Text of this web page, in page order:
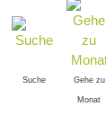
Suche Gehe zu
Monat